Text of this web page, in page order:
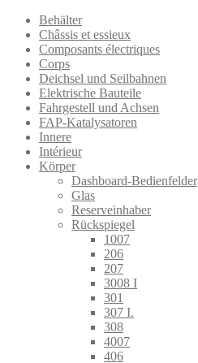
Behälter
Châssis et essieux
Composants électriques
Corps
Deichsel und Seilbahnen
Elektrische Bauteile
Fahrgestell und Achsen
FAP-Katalysatoren
Innere
Intérieur
Körper
Dashboard-Bedienfelder
Glas
Reserveinhaber
Rückspiegel
1007
206
207
3008 I
301
307 I.
308
4007
406